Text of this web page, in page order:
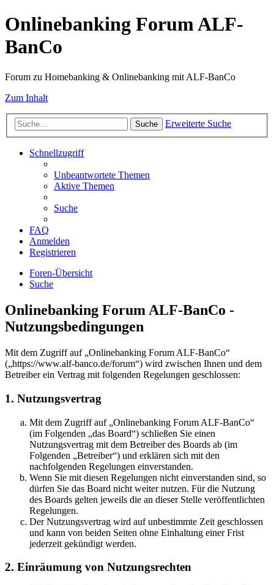
Onlinebanking Forum ALF-
BanCo
Forum zu Homebanking & Onlinebanking mit ALF-BanCo
Zum Inhalt
Suche Erweiterte Suche
Schnellzugriff
Unbeantwortete Themen
Aktive Themen
Suche
FAQ
Anmelden
Registrieren
Foren-Übersicht
Suche
Onlinebanking Forum ALF-BanCo -
Nutzungsbedingungen
Mit dem Zugriff auf „Onlinebanking Forum ALF-BanCo“
(„https://www.alf-banco.de/forum“) wird zwischen Ihnen und dem
Betreiber ein Vertrag mit folgenden Regelungen geschlossen:
1. Nutzungsvertrag
Mit dem Zugriff auf „Onlinebanking Forum ALF-BanCo“
(im Folgenden „das Board“) schließen Sie einen
Nutzungsvertrag mit dem Betreiber des Boards ab (im
Folgenden „Betreiber“) und erklären sich mit den
nachfolgenden Regelungen einverstanden.
Wenn Sie mit diesen Regelungen nicht einverstanden sind, so
dürfen Sie das Board nicht weiter nutzen. Für die Nutzung
des Boards gelten jeweils die an dieser Stelle veröffentlichten
Regelungen.
Der Nutzungsvertrag wird auf unbestimmte Zeit geschlossen
und kann von beiden Seiten ohne Einhaltung einer Frist
jederzeit gekündigt werden.
2. Einräumung von Nutzungsrechten